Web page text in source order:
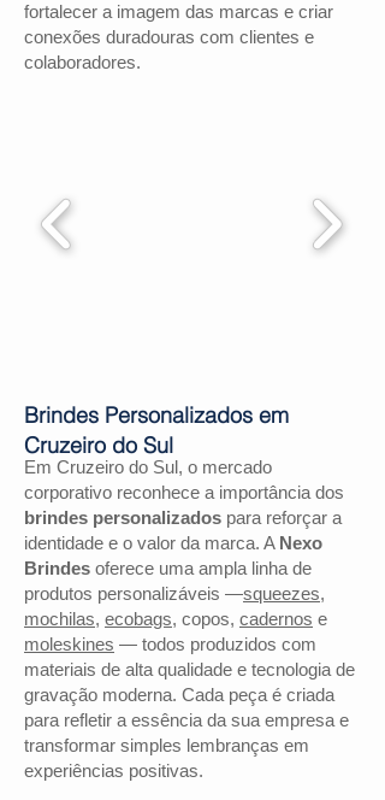
fortalecer a imagem das marcas e criar
conexões duradouras com clientes e
colaboradores.
Em Cruzeiro do Sul, o mercado
corporativo reconhece a importância dos
brindes personalizados para reforçar a
identidade e o valor da marca. A Nexo
Brindes oferece uma ampla linha de
produtos personalizáveis —squeezes,
mochilas, ecobags, copos, cadernos e
moleskines — todos produzidos com
materiais de alta qualidade e tecnologia de
gravação moderna. Cada peça é criada
para refletir a essência da sua empresa e
transformar simples lembranças em
experiências positivas.
Brindes Personalizados em
Cruzeiro do Sul